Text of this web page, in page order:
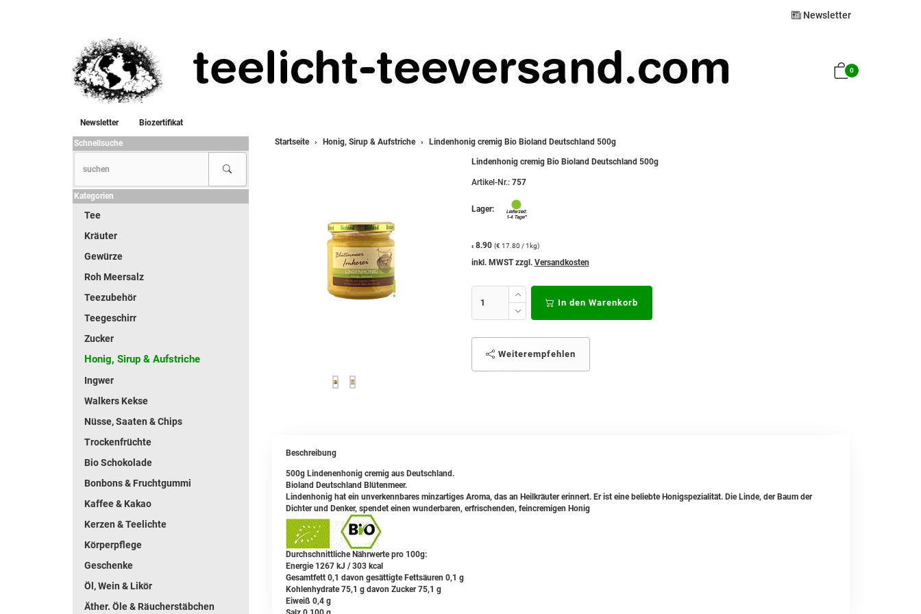
Newsletter
0
Newsletter
Biozertifikat
Startseite
Honig, Sirup & Aufstriche Lindenhonig cremig Bio Bioland Deutschland 500g
Lindenhonig cremig Bio Bioland Deutschland 500g
Artikel-Nr.: 757
Lager:
€ 8.90 (€ 17.80 / 1kg)
inkl. MWST zzgl. Versandkosten
In den Warenkorb
Weiterempfehlen
Beschreibung
500g Lindenenhonig cremig aus Deutschland.
Bioland Deutschland Blütenmeer.
Lindenhonig hat ein unverkennbares minzartiges Aroma, das an Heilkräuter erinnert. Er ist eine beliebte Honigspezialität. Die Linde, der Baum der
Dichter und Denker, spendet einen wunderbaren, erfrischenden, feincremigen Honig
Durchschnittliche Nährwerte pro 100g:
Energie 1267 kJ / 303 kcal
Gesamtfett 0,1 davon gesättigte Fettsäuren 0,1 g
Kohlenhydrate 75,1 g davon Zucker 75,1 g
Eiweiß 0,4 g
Schnellsuche
Kategorien
Tee
Kräuter
Gewürze
Roh Meersalz
Teezubehör
Teegeschirr
Zucker
Honig, Sirup & Aufstriche
Ingwer
Walkers Kekse
Nüsse, Saaten & Chips
Trockenfrüchte
Bio Schokolade
Bonbons & Fruchtgummi
Kaffee & Kakao
Kerzen & Teelichte
Körperpflege
Geschenke
Öl, Wein & Likör
Äther. Öle & Räucherstäbchen